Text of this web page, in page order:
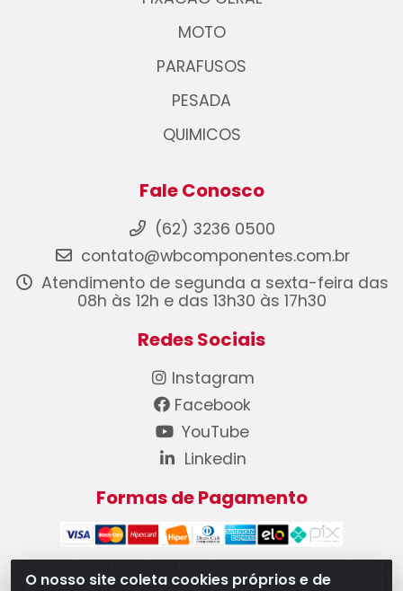
O nosso site coleta cookies próprios e de
MOTO
PARAFUSOS
PESADA
QUIMICOS
Fale Conosco
(62) 3236 0500
contato@wbcomponentes.com.br
Atendimento de segunda a sexta-feira das
08h às 12h e das 13h30 às 17h30
Redes Sociais
Instagram
Facebook
YouTube
Linkedin
Formas de Pagamento